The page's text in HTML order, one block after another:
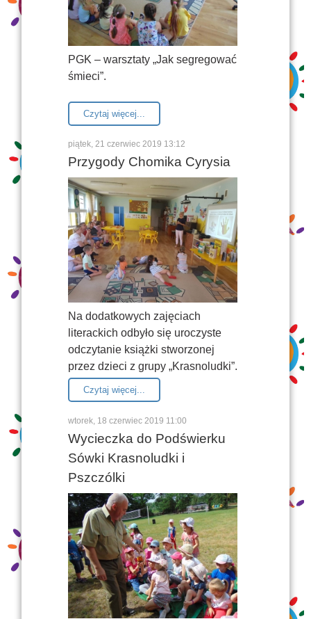
PGK – warsztaty „Jak segregować
śmieci”.
Czytaj więcej...
piątek, 21 czerwiec 2019 13:12
Przygody Chomika Cyrysia
Na dodatkowych zajęciach
literackich odbyło się uroczyste
odczytanie książki stworzonej
przez dzieci z grupy „Krasnoludki”.
Czytaj więcej...
wtorek, 18 czerwiec 2019 11:00
Wycieczka do Podświerku
Sówki Krasnoludki i
Pszczólki